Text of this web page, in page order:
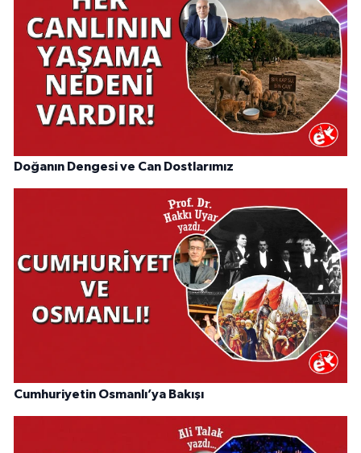
Doğanın Dengesi ve Can Dostlarımız
Cumhuriyetin Osmanlı’ya Bakışı